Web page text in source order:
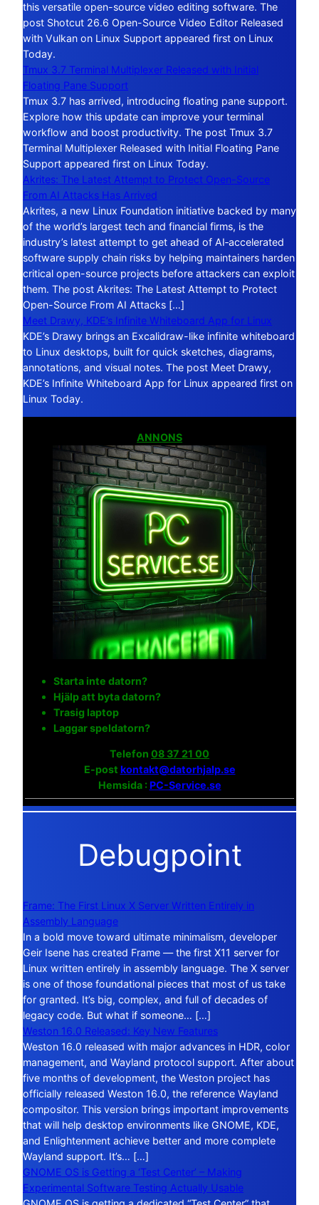
this versatile open-source video editing software. The
post Shotcut 26.6 Open-Source Video Editor Released
with Vulkan on Linux Support appeared first on Linux
Today.
Tmux 3.7 Terminal Multiplexer Released with Initial
Floating Pane Support
Tmux 3.7 has arrived, introducing floating pane support.
Explore how this update can improve your terminal
workflow and boost productivity. The post Tmux 3.7
Terminal Multiplexer Released with Initial Floating Pane
Support appeared first on Linux Today.
Akrites: The Latest Attempt to Protect Open-Source
From AI Attacks Has Arrived
Akrites, a new Linux Foundation initiative backed by many
of the world’s largest tech and financial firms, is the
industry’s latest attempt to get ahead of AI‑accelerated
software supply chain risks by helping maintainers harden
critical open-source projects before attackers can exploit
them. The post Akrites: The Latest Attempt to Protect
Open-Source From AI Attacks […]
Meet Drawy, KDE’s Infinite Whiteboard App for Linux
KDE’s Drawy brings an Excalidraw-like infinite whiteboard
to Linux desktops, built for quick sketches, diagrams,
annotations, and visual notes. The post Meet Drawy,
KDE’s Infinite Whiteboard App for Linux appeared first on
Linux Today.
ANNONS
Starta inte datorn?
Hjälp att byta datorn?
Trasig laptop
Laggar speldatorn?
Telefon 08 37 21 00
E-post kontakt@datorhjalp.se
Hemsida :PC-Service.se
Debugpoint
Frame: The First Linux X Server Written Entirely in
Assembly Language
In a bold move toward ultimate minimalism, developer
Geir Isene has created Frame — the first X11 server for
Linux written entirely in assembly language. The X server
is one of those foundational pieces that most of us take
for granted. It’s big, complex, and full of decades of
legacy code. But what if someone… […]
Weston 16.0 Released: Key New Features
Weston 16.0 released with major advances in HDR, color
management, and Wayland protocol support. After about
five months of development, the Weston project has
officially released Weston 16.0, the reference Wayland
compositor. This version brings important improvements
that will help desktop environments like GNOME, KDE,
and Enlightenment achieve better and more complete
Wayland support. It’s… […]
GNOME OS is Getting a ‘Test Center’ – Making
Experimental Software Testing Actually Usable